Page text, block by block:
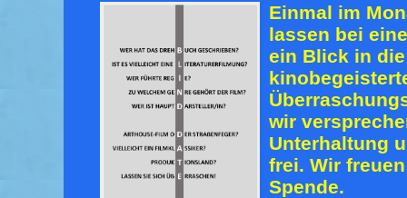
Einmal im
lassen bei
ein Blick in
wir
Unterhaltung
frei. Wir
Spende.